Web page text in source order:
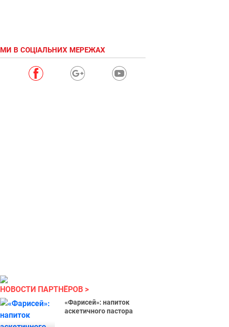
МИ В СОЦІАЛЬНИХ МЕРЕЖАХ
НОВОСТИ ПАРТНЁРОВ
«Фарисей»: напиток
аскетичного пастора